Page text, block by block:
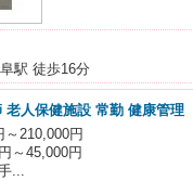
駅 徒歩16分
老人保健施設常勤 健康管理
210,000円
～45,000円
...